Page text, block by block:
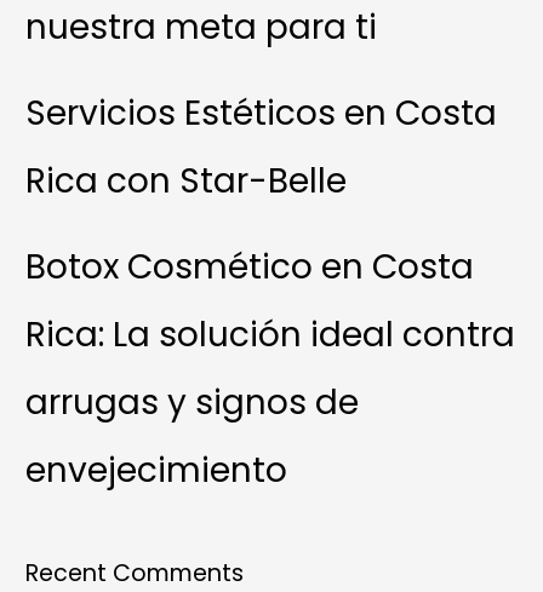
nuestra meta para ti
Servicios Estéticos en Costa
Rica con Star-Belle
Botox Cosmético en Costa
Rica: La solución ideal contra
arrugas y signos de
envejecimiento
Recent Comments